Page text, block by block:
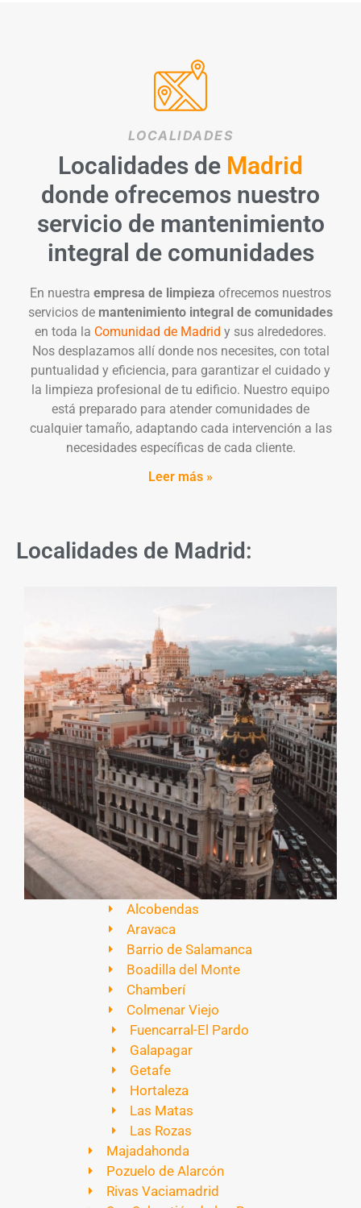
LOCALIDADES
Localidades de Madrid
donde ofrecemos nuestro
servicio de mantenimiento
integral de comunidades
En nuestra empresa de limpieza ofrecemos nuestros
servicios de mantenimiento integral de comunidades
en toda la Comunidad de Madrid y sus alrededores.
Nos desplazamos allí donde nos necesites, con total
puntualidad y eficiencia, para garantizar el cuidado y
la limpieza profesional de tu edificio. Nuestro equipo
está preparado para atender comunidades de
cualquier tamaño, adaptando cada intervención a las
necesidades específicas de cada cliente.
Leer más »
Localidades de Madrid:
Alcobendas
Aravaca
Barrio de Salamanca
Boadilla del Monte
Chamberí
Colmenar Viejo
Fuencarral-El Pardo
Galapagar
Getafe
Hortaleza
Las Matas
Las Rozas
Majadahonda
Pozuelo de Alarcón
Rivas Vaciamadrid